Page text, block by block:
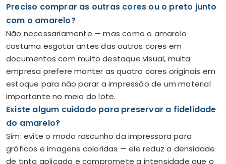
Preciso comprar as outras cores ou o preto junto
com o amarelo?
Não necessariamente — mas como o amarelo
costuma esgotar antes das outras cores em
documentos com muito destaque visual, muita
empresa prefere manter as quatro cores originais em
estoque para não parar a impressão de um material
importante no meio do lote.
Existe algum cuidado para preservar a fidelidade
do amarelo?
Sim: evite o modo rascunho da impressora para
gráficos e imagens coloridas — ele reduz a densidade
de tinta aplicada e compromete a intensidade que o